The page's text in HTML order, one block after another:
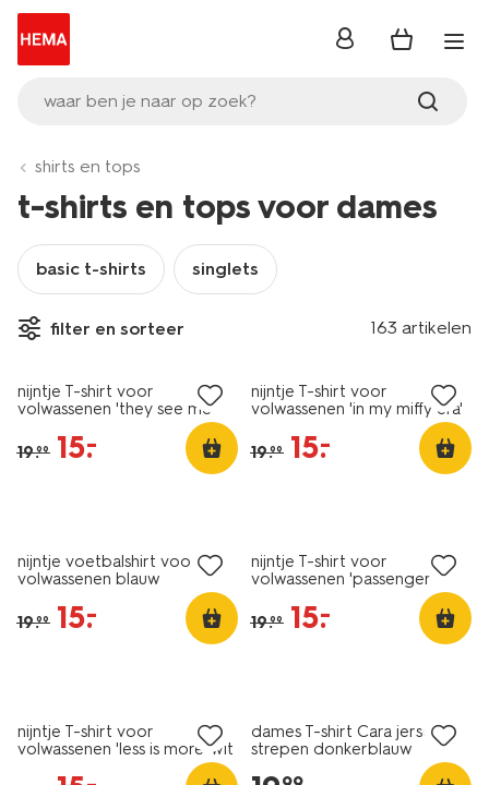
waar ben je naar op zoek?
inloggen
shirts en tops
t-shirts en tops voor dames
basic t-shirts singlets
filter en sorteer 163 artikelen
sale
nijntje T-shirt voor
volwassenen 'they see me
19.99 15.
–
nijntje T-shirt voor
volwassenen 'in my miffy era'
19.99 15.
–
nijntje voetbalshirt voor
volwassenen blauw
19.99 15.
–
nijntje T-shirt voor
volwassenen 'passenger
19.99 15.
–
nijntje T-shirt voor
volwassenen 'less is more' wit
dames T-shirt Cara jersey
strepen donkerblauw